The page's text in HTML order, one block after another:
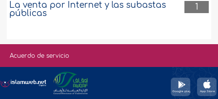
1
La venta por Internet y las subastas
públicas
Acuerdo de servicio